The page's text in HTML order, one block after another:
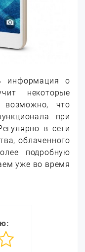
информация о
некоторые
возможно, что
при
в сети
облаченного
подробную
уже во время